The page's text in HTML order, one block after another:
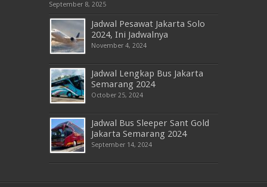
September 8, 2025
Jadwal Pesawat Jakarta Solo
2024, Ini Jadwalnya
November 4, 2024
Jadwal Lengkap Bus Jakarta
Semarang 2024
October 25, 2024
Jadwal Bus Sleeper Sant Gold
Jakarta Semarang 2024
September 14, 2024